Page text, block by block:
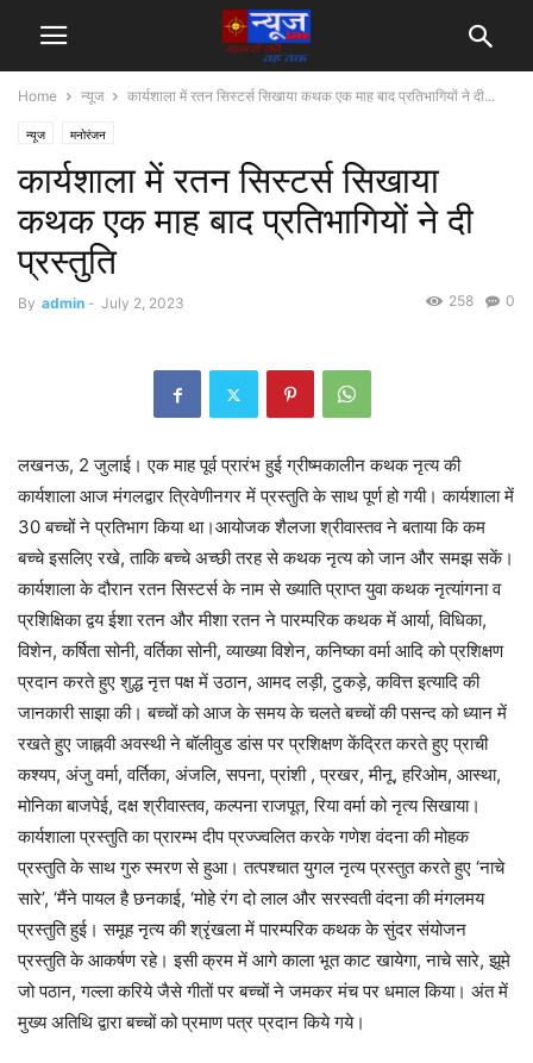
Home न्यूज कार्यशाला‌‌ में रतन सिस्टर्स सिखाया कथक एक माह बाद प्रतिभागियों ने दी...
न्यूज मनोरंजन
कार्यशाला‌‌ में रतन सिस्टर्स सिखाया
कथक एक माह बाद प्रतिभागियों ने दी
प्रस्तुति
By admin - July 2, 2023 0
258
लखनऊ, 2 जुलाई‌। एक माह पूर्व प्रारंभ हुई ग्रीष्मकालीन कथक नृत्य की
कार्यशाला आज मंगलद्वार त्रिवेणीनगर में प्रस्तुति के साथ पूर्ण हो गयी। कार्यशाला में
30 बच्चों ने प्रतिभाग किया था।आयोजक शैलजा श्रीवास्तव ने बताया कि कम
बच्चे इसलिए रखे, ताकि बच्चे अच्छी तरह से कथक नृत्य को जान और समझ सकें।
कार्यशाला के दौरान रतन सिस्टर्स के नाम से ख्याति प्राप्त युवा कथक नृत्यांगना व
प्रशिक्षिका द्वय ईशा रतन और मीशा रतन ने पारम्परिक कथक में आर्या, विधिका,
विशेन, कर्षिता सोनी, वर्तिका सोनी, व्याख्या विशेन, कनिष्का वर्मा आदि को प्रशिक्षण
प्रदान करते हुए शुद्ध नृत्त पक्ष में उठान, आमद लड़ी, टुकड़े, कवित्त इत्यादि की
जानकारी साझा की। बच्चों को आज के समय के चलते बच्चों की पसन्द को ध्यान में
रखते हुए जाह्नवी अवस्थी ने बॉलीवुड डांस पर प्रशिक्षण केंद्रित करते हुए प्राची
कश्यप, अंजु वर्मा,‌ वर्तिका, अंजलि, सपना,‌ प्रांशी , प्रखर, मीनू, हरिओम, आस्था,
मोनिका बाजपेई, दक्ष श्रीवास्तव, कल्पना राजपूत, रिया वर्मा को नृत्य सिखाया।
कार्यशाला प्रस्तुति का प्रारम्भ दीप प्रज्ज्वलित करके गणेश वंदना की मोहक
प्रस्तुति के साथ गुरु स्मरण से हुआ। तत्पश्चात युगल नृत्य प्रस्तुत करते हुए ‘नाचे
सारे‌’, ‘मैंने पायल‌ है‌‌ छनकाई, ‘मोहे रंग दो लाल‌ और सरस्वती वंदना की मंगलमय
प्रस्तुति हुई। समूह नृत्य की श्रृंखला में पारम्परिक कथक के सुंदर संयोजन
प्रस्तुति के आकर्षण रहे। इसी क्रम में आगे काला भूत काट खायेगा, नाचे सारे‌, झूमे
जो पठान, गल्ला करिये जैसे गीतों पर बच्चों ने जमकर मंच पर धमाल किया। अंत में
मुख्य अतिथि द्वारा बच्चों को‌ प्रमाण पत्र प्रदान किये गये।